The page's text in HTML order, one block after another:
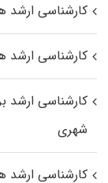
کارشناسی
کارشناسی ارشد
کارشناسی ارشد
شهری
کارشناسی ارشد